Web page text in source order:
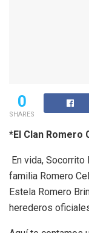
0
SHARES
*El Clan Romero
En vida, Socorrito
familia Romero
Estela Romero
herederos